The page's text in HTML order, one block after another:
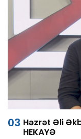
Həzrət Əli
HEKAYƏ